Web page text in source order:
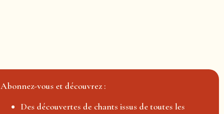
Abonnez-vous et découvrez :
Des découvertes de chants issus de toutes les